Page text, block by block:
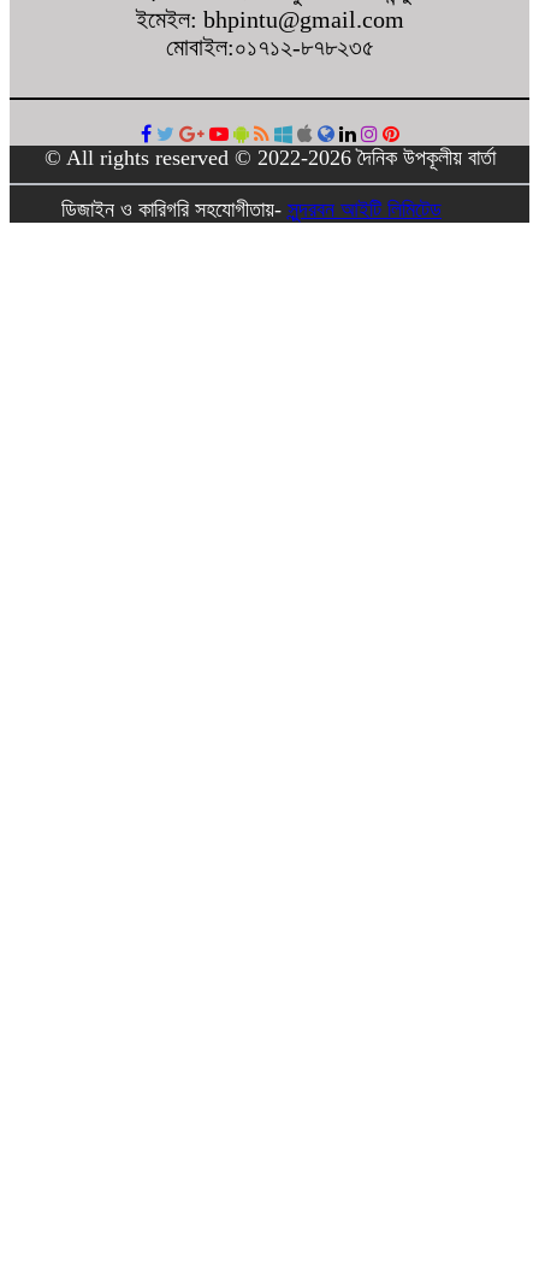
ইমেইল: bhpintu@gmail.com
মোবাইল:০১৭১২-৮৭৮২৩৫
© All rights reserved © 2022-2026 দৈনিক উপকূলীয় বার্তা
ডিজাইন ও কারিগরি সহযোগীতায়- সুন্দরবন আইটি লিমিটেড